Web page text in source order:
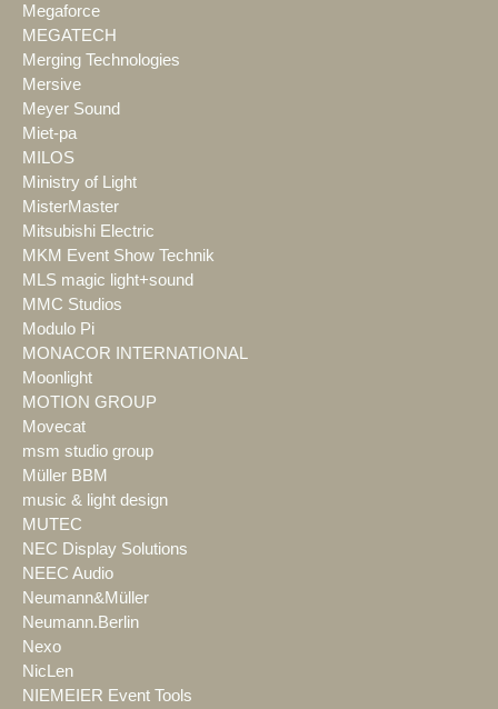
Megaforce
MEGATECH
Merging Technologies
Mersive
Meyer Sound
Miet-pa
MILOS
Ministry of Light
MisterMaster
Mitsubishi Electric
MKM Event Show Technik
MLS magic light+sound
MMC Studios
Modulo Pi
MONACOR INTERNATIONAL
Moonlight
MOTION GROUP
Movecat
msm studio group
Müller BBM
music & light design
MUTEC
NEC Display Solutions
NEEC Audio
Neumann&Müller
Neumann.Berlin
Nexo
NicLen
NIEMEIER Event Tools